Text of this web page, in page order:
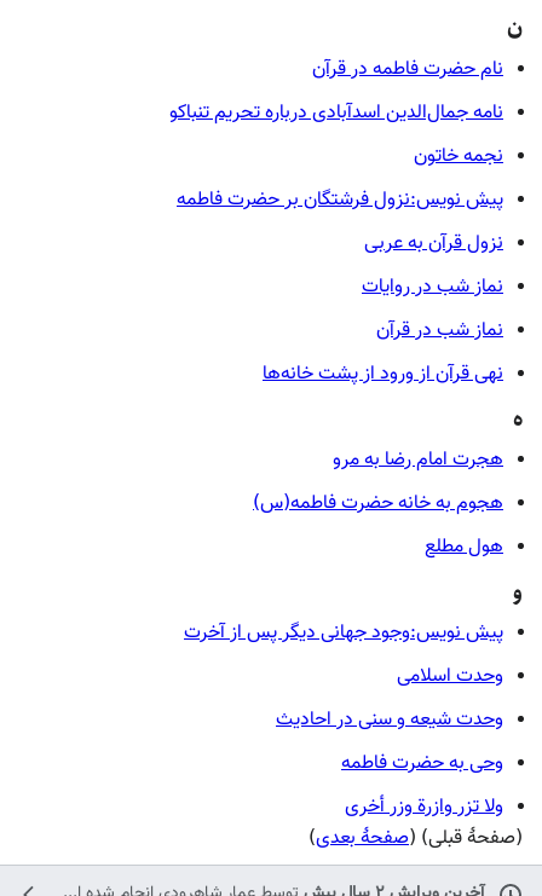
ن
نام حضرت فاطمه در قرآن
نامه جمال‌الدین اسدآبادی درباره تحریم تنباکو
نجمه خاتون
پیش نویس:نزول فرشتگان بر حضرت فاطمه
نزول قرآن به عربی
نماز شب در روایات
نماز شب در قرآن
نهی قرآن از ورود از پشت خانه‌ها
ه
هجرت امام رضا به مرو
هجوم به خانه حضرت فاطمه(س)
هول مطلع
و
پیش نویس:وجود جهانی دیگر پس از آخرت
وحدت اسلامی
وحدت شیعه و سنی در احادیث
وحی به حضرت فاطمه
ولا تزر وازرة وزر أخرى
(صفحهٔ قبلی) (صفحهٔ بعدی)